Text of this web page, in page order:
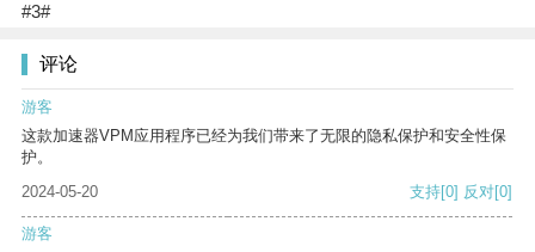
#3#
评论
游客
这款加速器VPM应用程序已经为我们带来了无限的隐私保护和安全性保
护。
2024-05-20
支持[0] 反对[0]
游客